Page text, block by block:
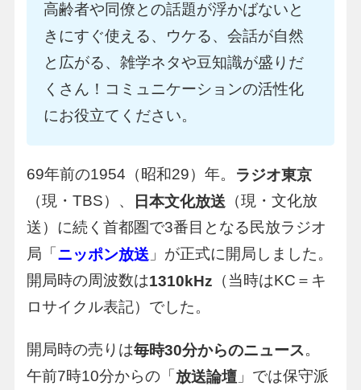
高齢者や同僚との話題が浮かばないと
きにすぐ使える、ウケる、会話が自然
と広がる、雑学ネタや豆知識が盛りだ
くさん！コミュニケーションの活性化
にお役立てください。
69年前の1954（昭和29）年。 ラジオ東京
（現・TBS）、
日本文化放送 （現・文化放
送）に続く首都圏で3番目となる民放ラジオ
局「 ニッポン放送 」が正式に開局しました。
開局時の周波数は1310kHz （当時はKC＝キ
ロサイクル表記）でした。
開局時の売りは毎時30分からのニュース。
午前7時10分からの「放送論壇」では保守派